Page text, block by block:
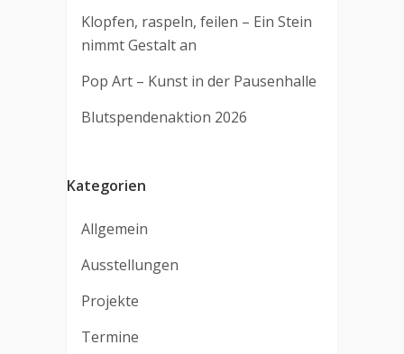
Klopfen, raspeln, feilen – Ein Stein
nimmt Gestalt an
Pop Art – Kunst in der Pausenhalle
Blutspendenaktion 2026
Kategorien
Allgemein
Ausstellungen
Projekte
Termine